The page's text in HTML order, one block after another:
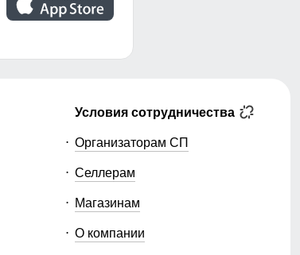
Условия сотрудничества
Организаторам СП
Селлерам
Магазинам
О компании